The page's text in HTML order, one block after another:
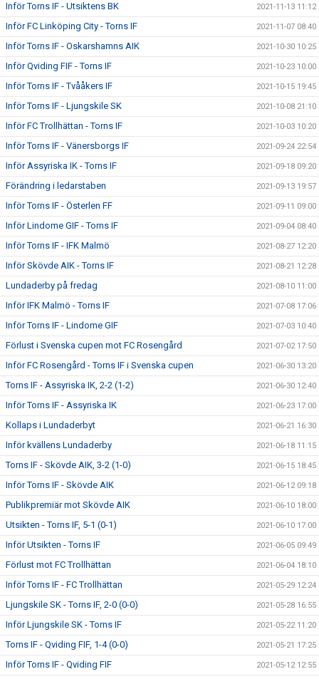
Inför Torns IF - Utsiktens BK 2021-11-13 11:12
Inför FC Linköping City - Torns IF 2021-11-07 08:40
Inför Torns IF - Oskarshamns AIK 2021-10-30 10:25
Inför Qviding FIF - Torns IF 2021-10-23 10:00
Inför Torns IF - Tvååkers IF 2021-10-15 19:45
Inför Torns IF - Ljungskile SK 2021-10-08 21:10
Inför FC Trollhättan - Torns IF 2021-10-03 10:20
Inför Torns IF - Vänersborgs IF 2021-09-24 22:54
Inför Assyriska IK - Torns IF 2021-09-18 09:20
Förändring i ledarstaben 2021-09-13 19:57
Inför Torns IF - Österlen FF 2021-09-11 09:00
Inför Lindome GIF - Torns IF 2021-09-04 08:40
Inför Torns IF - IFK Malmö 2021-08-27 12:20
Inför Skövde AIK - Torns IF 2021-08-21 12:28
Lundaderby på fredag 2021-08-10 11:00
Inför IFK Malmö - Torns IF 2021-07-08 17:06
Inför Torns IF - Lindome GIF 2021-07-03 10:40
Förlust i Svenska cupen mot FC Rosengård 2021-07-02 17:50
Inför FC Rosengård - Torns IF i Svenska cupen 2021-06-30 13:20
Torns IF - Assyriska IK, 2-2 (1-2) 2021-06-30 12:40
Inför Torns IF - Assyriska IK 2021-06-23 17:00
Kollaps i Lundaderbyt 2021-06-21 16:30
Inför kvällens Lundaderby 2021-06-18 11:15
Torns IF - Skövde AIK, 3-2 (1-0) 2021-06-15 18:45
Inför Torns IF - Skövde AIK 2021-06-12 09:18
Publikpremiär mot Skövde AIK 2021-06-10 18:00
Utsikten - Torns IF, 5-1 (0-1) 2021-06-10 17:00
Inför Utsikten - Torns IF 2021-06-05 09:49
Förlust mot FC Trollhättan 2021-06-04 18:10
Inför Torns IF - FC Trollhättan 2021-05-29 12:24
Ljungskile SK - Torns IF, 2-0 (0-0) 2021-05-28 16:55
Inför Ljungskile SK - Torns IF 2021-05-22 11:20
Torns IF - Qviding FIF, 1-4 (0-0) 2021-05-21 17:25
Inför Torns IF - Qviding FIF 2021-05-12 12:55